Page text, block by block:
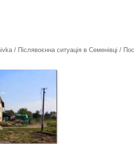
/ Післявоєнна ситуація в Семенівці /